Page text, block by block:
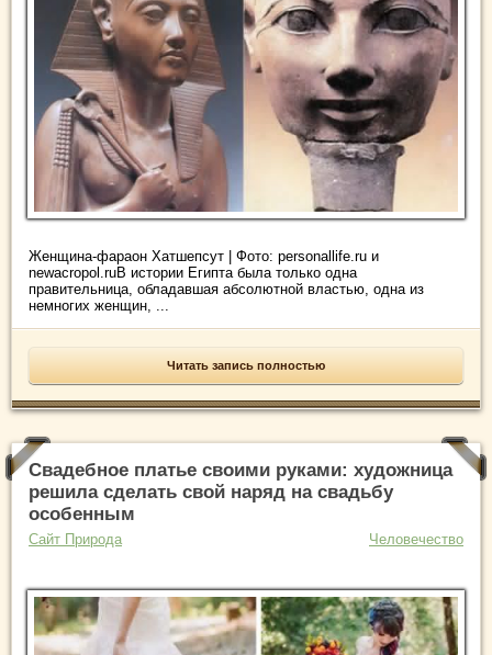
Женщина-фараон Хатшепсут | Фото: personallife.ru и
newacropol.ruВ истории Египта была только одна
правительница, обладавшая абсолютной властью, одна из
немногих женщин, ...
Читать запись полностью
Свадебное платье своими руками: художница
решила сделать свой наряд на свадьбу
особенным
Сайт Природа Человечество